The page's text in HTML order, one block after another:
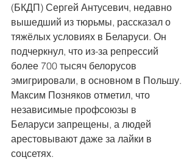
(БКДП) Сергей Антусевич, недавно
вышедший из тюрьмы, рассказал о
тяжёлых условиях в Беларуси. Он
подчеркнул, что из-за репрессий
более 700 тысяч белорусов
эмигрировали, в основном в Польшу.
Максим Позняков отметил, что
независимые профсоюзы в
Беларуси запрещены, а людей
арестовывают даже за лайки в
соцсетях.